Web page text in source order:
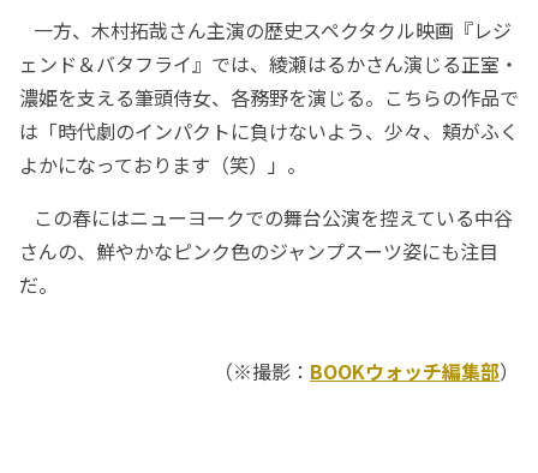
一方、木村拓哉さん主演の歴史スペクタクル映画『レジ
ェンド＆バタフライ』では、綾瀬はるかさん演じる正室・
濃姫を支える筆頭侍女、各務野を演じる。こちらの作品で
は「時代劇のインパクトに負けないよう、少々、頬がふく
よかになっております（笑）」。
この春にはニューヨークでの舞台公演を控えている中谷
さんの、鮮やかなピンク色のジャンプスーツ姿にも注目
だ。
（※撮影： BOOKウォッチ編集部）